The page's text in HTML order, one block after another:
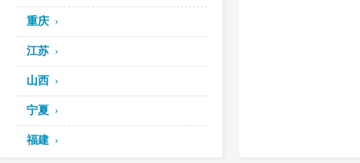
重庆
江苏
山西
宁夏
福建